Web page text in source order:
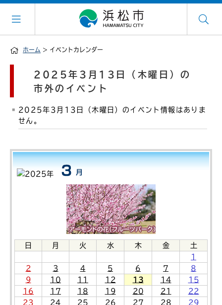
ホーム > イベントカレンダー
日 月 火 水 木 金
土
1
2
3 4 5 6 7
8
9
10 11 12 13 14
15
16
17 18 19 20 21
22
23
24 25 26 27 28
29
2025年3月13日（木曜日）の
市外のイベント
2025年3月13日（木曜日）のイベント情報はありま
せん。